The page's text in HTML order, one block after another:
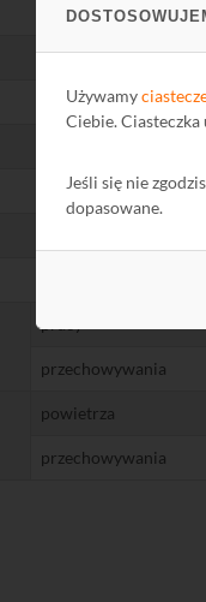
Używamy
Ciebie.
Jeśli się nie
dopasowane.
przechowywania
powietrza
przechowywania